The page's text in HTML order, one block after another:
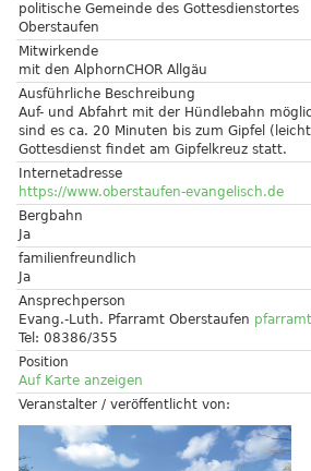
politische Gemeinde des Gottesdienstortes
Oberstaufen
Mitwirkende
mit den AlphornCHOR Allgäu
Ausführliche Beschreibung
Auf- und Abfahrt mit der Hündlebahn
sind es ca. 20 Minuten bis zum Gipfel
Gottesdienst findet am Gipfelkreuz statt.
Internetadresse
https://www.oberstaufen-evangelisch.de
Bergbahn
Ja
familienfreundlich
Ja
Ansprechperson
Evang.-Luth. Pfarramt Oberstaufen
Tel: 08386/355
Position
Auf Karte anzeigen
Veranstalter / veröffentlicht von: